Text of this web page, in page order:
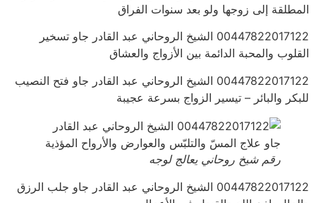
المطلقة إلى زوجها ولو بعد سنوات الفراق
00447822017122 الشيخ الروحاني عبد القادر جاو تسخير
القلوب والمحبة الدائمة بين الأزواج والعشاق
00447822017122 الشيخ الروحاني عبد القادر جاو فتح النصيب
للبكر والبائر – تيسير الزواج بسرعة عجيبة
رقم شيخ روحاني يعالج لوجه
00447822017122 الشيخ الروحاني عبد القادر جاو جلب الرزق